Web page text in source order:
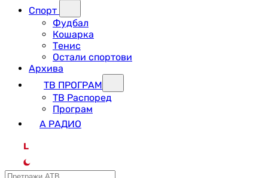
Спорт
Фудбал
Кошарка
Тенис
Остали спортови
Архива
ТВ ПРОГРАМ
ТВ Распоред
Програм
А РАДИО
L